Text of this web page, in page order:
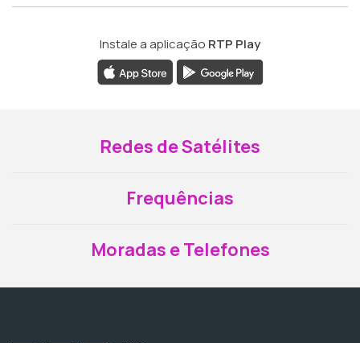
Instale a aplicação RTP Play
Redes de Satélites
Frequências
Moradas e Telefones